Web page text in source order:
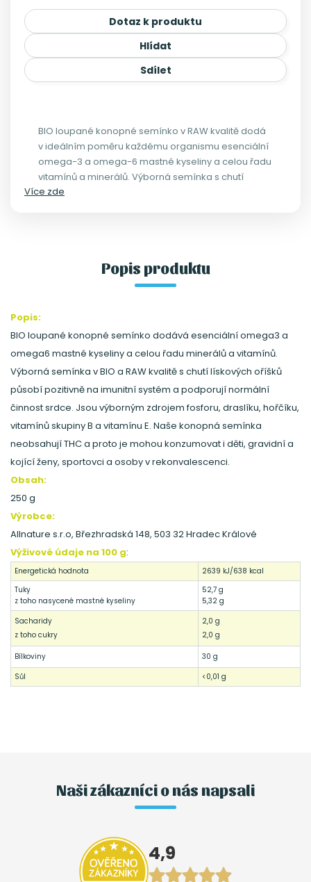
Dotaz k produktu
Hlídat
Sdílet
BIO loupané konopné semínko v RAW kvalitě dodá
v ideálním poměru každému organismu esenciální
omega-3 a omega-6 mastné kyseliny a celou řadu
vitamínů a minerálů. Výborná semínka s chutí
lískových oříšků, která si zamilujete!
Více zde
Popis produktu
Popis:
BIO loupané konopné semínko dodává esenciální omega3 a
omega6 mastné kyseliny a celou řadu minerálů a vitamínů.
Výborná semínka v BIO a RAW kvalitě s chutí lískových oříšků
působí pozitivně na imunitní systém a podporují normální
činnost srdce. Jsou výborným zdrojem fosforu, draslíku, hořčíku,
vitamínů skupiny B a vitamínu E. Naše konopná semínka
neobsahují THC a proto je mohou konzumovat i děti, gravidní a
kojící ženy, sportovci a osoby v rekonvalescenci.
Obsah:
250 g
Výrobce:
Allnature s.r.o, Březhradská 148, 503 32 Hradec Králové
Výživové údaje na 100 g:
Energetická hodnota
2639 kJ/638 kcal
Tuky
z toho nasycené mastné kyseliny
52,7 g
5,32 g
Sacharidy
z toho cukry
2,0 g
2,0 g
Bílkoviny
30 g
Sůl
<0,01 g
Naši zákazníci o nás napsali
4,9